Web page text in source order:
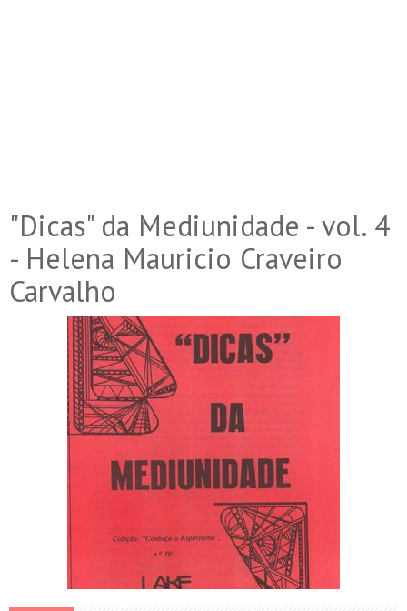
"Dicas" da Mediunidade - vol. 4
- Helena Mauricio Craveiro
Carvalho